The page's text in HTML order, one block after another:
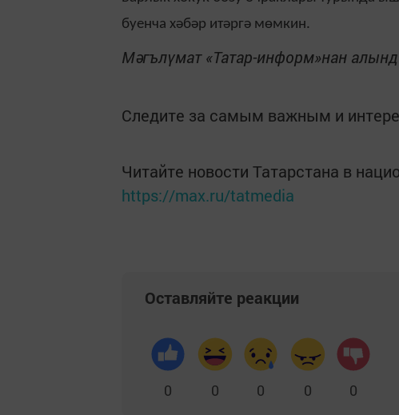
буенча хәбәр итәргә мөмкин.
Мәгълүмат «Татар-информ»нан алынд
Следите за самым важным и
Читайте новости Татарстана в
https://max.ru/tatmedia
Оставляйте реакции
0 0 0 0 0